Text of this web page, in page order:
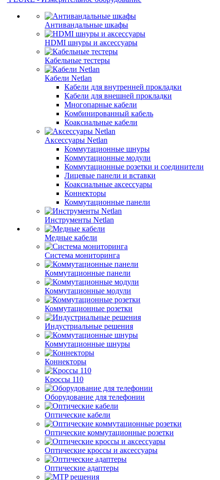
Антивандальные шкафы
HDMI шнуры и аксессуары
Кабельные тестеры
Кабели Netlan
Кабели для внутренней прокладки
Кабели для внешней прокладки
Многопарные кабели
Комбинированный кабель
Коаксиальные кабели
Аксессуары Netlan
Коммутационные шнуры
Коммутационные модули
Коммутационные розетки и соединители
Лицевые панели и вставки
Коаксиальные аксессуары
Коннекторы
Коммутационные панели
Инструменты Netlan
Медные кабели
Система мониторинга
Коммутационные панели
Коммутационные модули
Коммутационные розетки
Индустриальные решения
Коммутационные шнуры
Коннекторы
Кроссы 110
Оборудование для телефонии
Оптические кабели
Оптические коммутационные розетки
Оптические кроссы и аксессуары
Оптические адаптеры